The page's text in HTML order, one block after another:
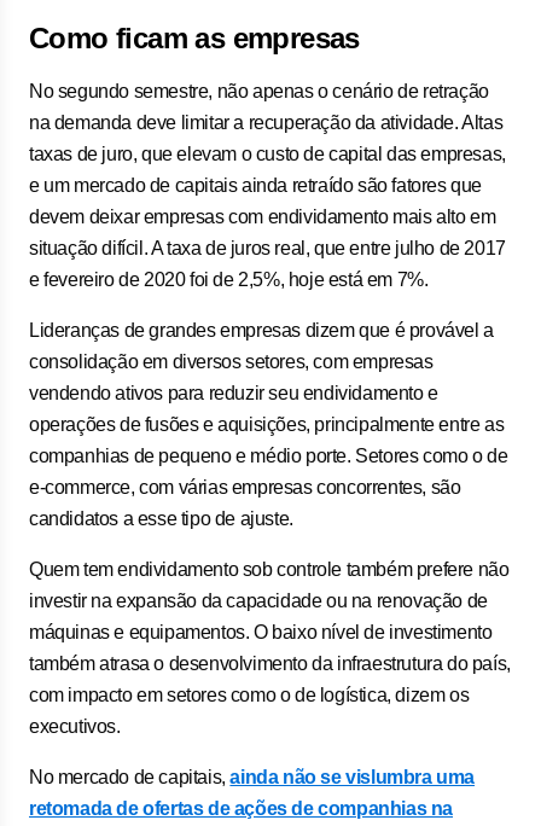
Como ficam as empresas
No segundo semestre, não apenas o cenário de retração
na demanda deve limitar a recuperação da atividade. Altas
taxas de juro, que elevam o custo de capital das empresas,
e um mercado de capitais ainda retraído são fatores que
devem deixar empresas com endividamento mais alto em
situação difícil. A taxa de juros real, que entre julho de 2017
e fevereiro de 2020 foi de 2,5%, hoje está em 7%.
Lideranças de grandes empresas dizem que é provável a
consolidação em diversos setores, com empresas
vendendo ativos para reduzir seu endividamento e
operações de fusões e aquisições, principalmente entre as
companhias de pequeno e médio porte. Setores como o de
e-commerce, com várias empresas concorrentes, são
candidatos a esse tipo de ajuste.
Quem tem endividamento sob controle também prefere não
investir na expansão da capacidade ou na renovação de
máquinas e equipamentos. O baixo nível de investimento
também atrasa o desenvolvimento da infraestrutura do país,
com impacto em setores como o de logística, dizem os
executivos.
No mercado de capitais,ainda não se vislumbra uma
retomada de ofertas de ações de companhias na